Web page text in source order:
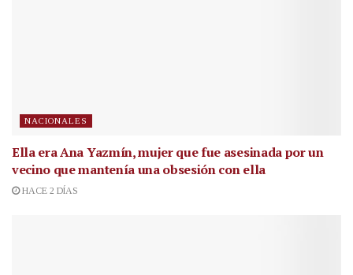
NACIONALES
Ella era Ana Yazmín, mujer que fue asesinada por un
vecino que mantenía una obsesión con ella
HACE 2 DÍAS